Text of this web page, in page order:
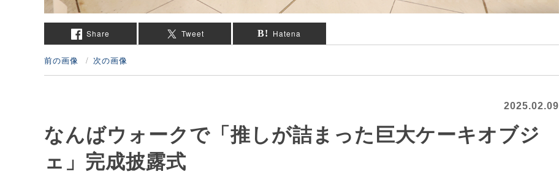
Share Tweet Hatena
前の画像 次の画像
2025.02.09
なんばウォークで「推しが詰まった巨大ケーキオブジ
ェ」完成披露式